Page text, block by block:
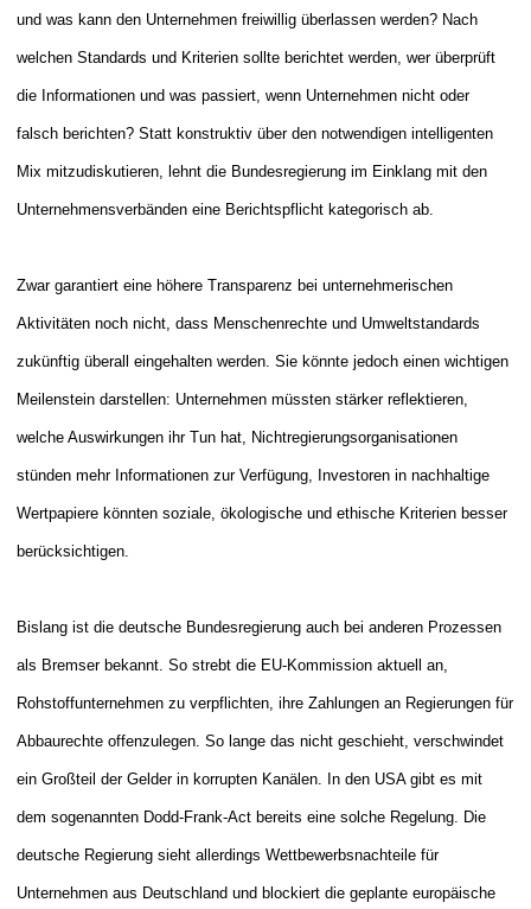
und was kann den Unternehmen freiwillig überlassen werden? Nach
welchen Standards und Kriterien sollte berichtet werden, wer überprüft
die Informationen und was passiert, wenn Unternehmen nicht oder
falsch berichten? Statt konstruktiv über den notwendigen intelligenten
Mix mitzudiskutieren, lehnt die Bundesregierung im Einklang mit den
Unternehmensverbänden eine Berichtspflicht kategorisch ab.
Zwar garantiert eine höhere Transparenz bei unternehmerischen
Aktivitäten noch nicht, dass Menschenrechte und Umweltstandards
zukünftig überall eingehalten werden. Sie könnte jedoch einen wichtigen
Meilenstein darstellen: Unternehmen müssten stärker reflektieren,
welche Auswirkungen ihr Tun hat, Nichtregierungsorganisationen
stünden mehr Informationen zur Verfügung, Investoren in nachhaltige
Wertpapiere könnten soziale, ökologische und ethische Kriterien besser
berücksichtigen.
Bislang ist die deutsche Bundesregierung auch bei anderen Prozessen
als Bremser bekannt. So strebt die EU-Kommission aktuell an,
Rohstoffunternehmen zu verpflichten, ihre Zahlungen an Regierungen für
Abbaurechte offenzulegen. So lange das nicht geschieht, verschwindet
ein Großteil der Gelder in korrupten Kanälen. In den USA gibt es mit
dem sogenannten Dodd-Frank-Act bereits eine solche Regelung. Die
deutsche Regierung sieht allerdings Wettbewerbsnachteile für
Unternehmen aus Deutschland und blockiert die geplante europäische